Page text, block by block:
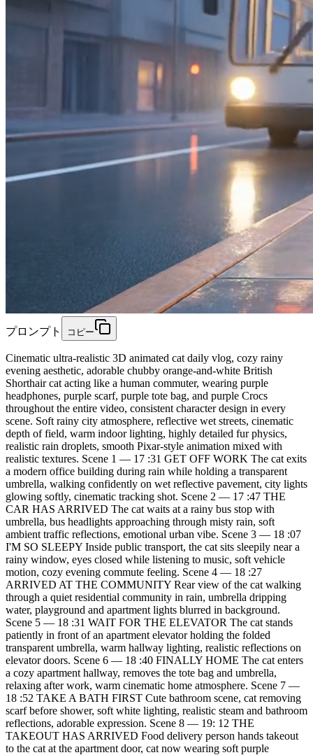
プロンプト コピー
Cinematic ultra-realistic 3D animated cat daily vlog, cozy rainy
evening aesthetic, adorable chubby orange-and-white British
Shorthair cat acting like a human commuter, wearing purple
headphones, purple scarf, purple tote bag, and purple Crocs
throughout the entire video, consistent character design in every
scene. Soft rainy city atmosphere, reflective wet streets, cinematic
depth of field, warm indoor lighting, highly detailed fur physics,
realistic rain droplets, smooth Pixar-style animation mixed with
realistic textures. Scene 1 — 17 :31 GET OFF WORK The cat exits
a modern office building during rain while holding a transparent
umbrella, walking confidently on wet reflective pavement, city lights
glowing softly, cinematic tracking shot. Scene 2 — 17 :47 THE
CAR HAS ARRIVED The cat waits at a rainy bus stop with
umbrella, bus headlights approaching through misty rain, soft
ambient traffic reflections, emotional urban vibe. Scene 3 — 18 :07
I'M SO SLEEPY Inside public transport, the cat sits sleepily near a
rainy window, eyes closed while listening to music, soft vehicle
motion, cozy evening commute feeling. Scene 4 — 18 :27
ARRIVED AT THE COMMUNITY Rear view of the cat walking
through a quiet residential community in rain, umbrella dripping
water, playground and apartment lights blurred in background.
Scene 5 — 18 :31 WAIT FOR THE ELEVATOR The cat stands
patiently in front of an apartment elevator holding the folded
transparent umbrella, warm hallway lighting, realistic reflections on
elevator doors. Scene 6 — 18 :40 FINALLY HOME The cat enters
a cozy apartment hallway, removes the tote bag and umbrella,
relaxing after work, warm cinematic home atmosphere. Scene 7 —
18 :52 TAKE A BATH FIRST Cute bathroom scene, cat removing
scarf before shower, soft white lighting, realistic steam and bathroom
reflections, adorable expression. Scene 8 — 19: 12 THE
TAKEOUT HAS ARRIVED Food delivery person hands takeout
to the cat at the apartment door, cat now wearing soft purple